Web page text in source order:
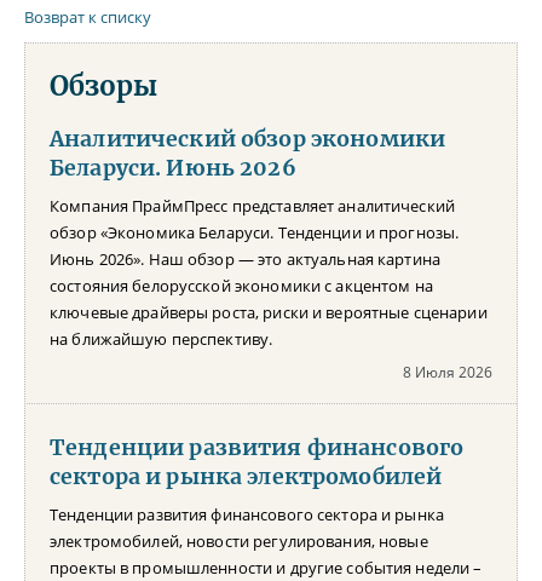
Возврат к списку
Обзоры
Аналитический обзор экономики
Беларуси. Июнь 2026
Компания ПраймПресс представляет аналитический
обзор «Экономика Беларуси. Тенденции и прогнозы.
Июнь 2026». Наш обзор — это актуальная картина
состояния белорусской экономики с акцентом на
ключевые драйверы роста, риски и вероятные сценарии
на ближайшую перспективу.
8 Июля 2026
Тенденции развития финансового
сектора и рынка электромобилей
Тенденции развития финансового сектора и рынка
электромобилей, новости регулирования, новые
проекты в промышленности и другие события недели –